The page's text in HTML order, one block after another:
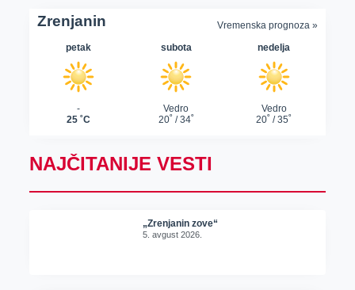
NAJČITANIJE VESTI
„Zrenjanin zove“
5. avgust 2026.